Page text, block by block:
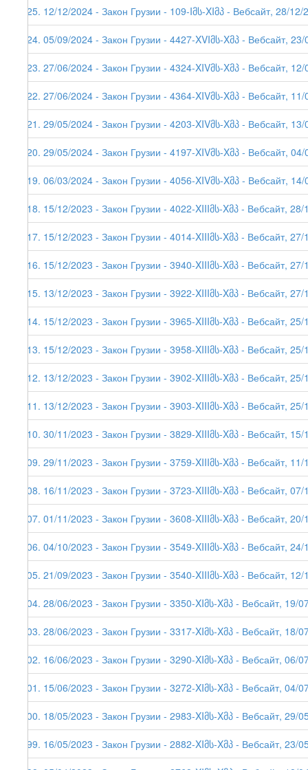
225. 12/12/2024 - Закон Грузии - 109-Iმს-XIმპ - Вебсайт, 28/12/
224. 05/09/2024 - Закон Грузии - 4427-XVIმს-Xმპ - Вебсайт,
223. 27/06/2024 - Закон Грузии - 4324-XIVმს-Xმპ - Вебсайт,
222. 27/06/2024 - Закон Грузии - 4364-XIVმს-Xმპ - Вебсайт,
221. 29/05/2024 - Закон Грузии - 4203-XIVმს-Xმპ - Вебсайт,
220. 29/05/2024 - Закон Грузии - 4197-XIVმს-Xმპ - Вебсайт,
219. 06/03/2024 - Закон Грузии - 4056-XIVმს-Xმპ - Вебсайт,
218. 15/12/2023 - Закон Грузии - 4022-XIIIმს-Xმპ - Вебсайт,
217. 15/12/2023 - Закон Грузии - 4014-XIIIმს-Xმპ - Вебсайт,
216. 15/12/2023 - Закон Грузии - 3940-XIIIმს-Xმპ - Вебсайт,
215. 13/12/2023 - Закон Грузии - 3922-XIIIმს-Xმპ - Вебсайт,
214. 15/12/2023 - Закон Грузии - 3965-XIIIმს-Xმპ - Вебсайт,
213. 15/12/2023 - Закон Грузии - 3958-XIIIმს-Xმპ - Вебсайт,
212. 13/12/2023 - Закон Грузии - 3902-XIIIმს-Xმპ - Вебсайт,
211. 13/12/2023 - Закон Грузии - 3903-XIIIმს-Xმპ - Вебсайт,
210. 30/11/2023 - Закон Грузии - 3829-XIIIმს-Xმპ - Вебсайт,
209. 29/11/2023 - Закон Грузии - 3759-XIIIმს-Xმპ - Вебсайт,
208. 16/11/2023 - Закон Грузии - 3723-XIIIმს-Xმპ - Вебсайт,
207. 01/11/2023 - Закон Грузии - 3608-XIIIმს-Xმპ - Вебсайт,
206. 04/10/2023 - Закон Грузии - 3549-XIIIმს-Xმპ - Вебсайт,
205. 21/09/2023 - Закон Грузии - 3540-XIIIმს-Xმპ - Вебсайт,
204. 28/06/2023 - Закон Грузии - 3350-XIმს-Xმპ - Вебсайт, 19/
203. 28/06/2023 - Закон Грузии - 3317-XIმს-Xმპ - Вебсайт, 18/
202. 16/06/2023 - Закон Грузии - 3290-XIმს-Xმპ - Вебсайт, 06/
201. 15/06/2023 - Закон Грузии - 3272-XIმს-Xმპ - Вебсайт, 04/
200. 18/05/2023 - Закон Грузии - 2983-XIმს-Xმპ - Вебсайт, 29/
199. 16/05/2023 - Закон Грузии - 2882-XIმს-Xმპ - Вебсайт,